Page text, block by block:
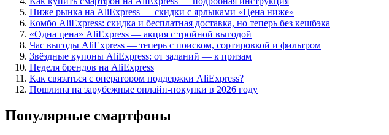
Ниже рынка на AliExpress — скидки с ярлыками «Цена ниже»
Комбо AliExpress: скидка и бесплатная доставка, но теперь без кешбэка
«Одна цена» AliExpress — акция с тройной выгодой
Час выгоды AliExpress — теперь с поиском, сортировкой и фильтром
Звёздные купоны AliExpress: от заданий — к призам
Неделя брендов на AliExpress
Как связаться с оператором поддержки AliExpress?
Пошлина на зарубежные онлайн-покупки в 2026 году
Популярные смартфоны